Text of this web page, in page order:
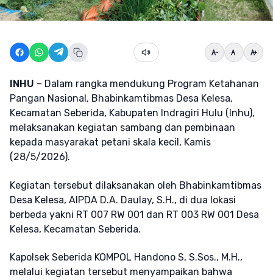
INHU – Dalam rangka mendukung Program Ketahanan
Pangan Nasional, Bhabinkamtibmas Desa Kelesa,
Kecamatan Seberida, Kabupaten Indragiri Hulu (Inhu),
melaksanakan kegiatan sambang dan pembinaan
kepada masyarakat petani skala kecil, Kamis
(28/5/2026).
Kegiatan tersebut dilaksanakan oleh Bhabinkamtibmas
Desa Kelesa, AIPDA D.A. Daulay, S.H., di dua lokasi
berbeda yakni RT 007 RW 001 dan RT 003 RW 001 Desa
Kelesa, Kecamatan Seberida.
Kapolsek Seberida KOMPOL Handono S, S.Sos., M.H.,
melalui kegiatan tersebut menyampaikan bahwa